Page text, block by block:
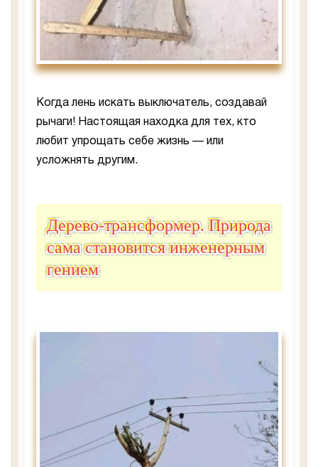
Когда лень искать выключатель, создавай
рычаги! Настоящая находка для тех, кто
любит упрощать себе жизнь — или
усложнять другим.
Дерево-трансформер. Природа
сама становится инженерным
гением